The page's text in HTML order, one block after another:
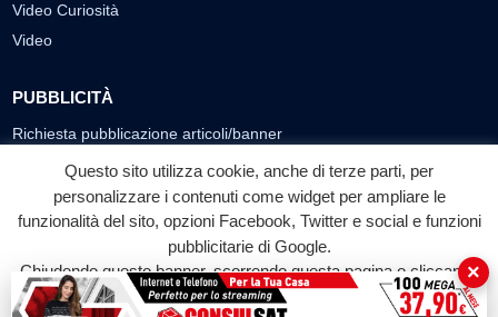
Video Curiosità
Video
PUBBLICITÀ
Richiesta pubblicazione articoli/banner
SEGUICI SUI SOCIAL
f
Facebook
◎ ▶
YouTube
Questo sito utilizza cookie, anche di terze parti, per
personalizzare i contenuti come widget per ampliare le
funzionalità del sito, opzioni Facebook, Twitter e social e funzioni
pubblicitarie di Google.
Chiudendo questo banner, scorrendo questa pagina o cliccando
su qualunque suo elemento acconsenti all'uso dei cookie.
×